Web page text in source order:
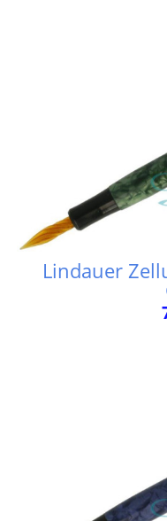
Lindauer